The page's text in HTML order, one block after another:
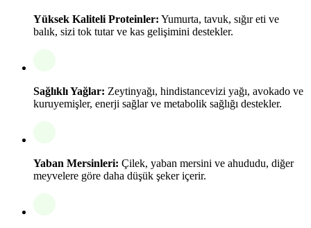
Yüksek Kaliteli Proteinler: Yumurta, tavuk, sığır eti ve
balık, sizi tok tutar ve kas gelişimini destekler.
Sağlıklı Yağlar: Zeytinyağı, hindistancevizi yağı, avokado ve
kuruyemişler, enerji sağlar ve metabolik sağlığı destekler.
Yaban Mersinleri: Çilek, yaban mersini ve ahududu, diğer
meyvelere göre daha düşük şeker içerir.